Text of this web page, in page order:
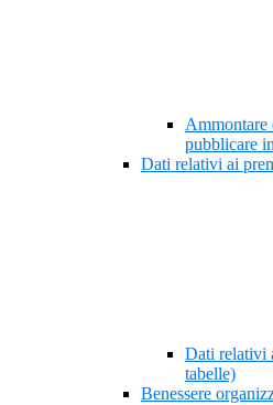
Ammontare
pubblicare
Dati relativi ai
Dati relativi
tabelle)
Benessere